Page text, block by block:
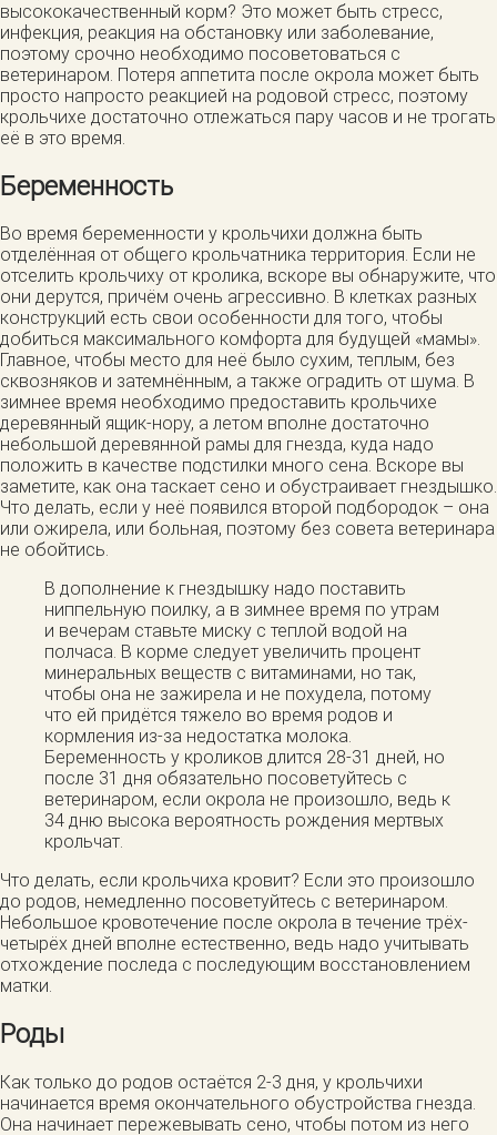
высококачественный корм? Это может быть стресс,
инфекция, реакция на обстановку или заболевание,
поэтому срочно необходимо посоветоваться с
ветеринаром. Потеря аппетита после окрола может быть
просто напросто реакцией на родовой стресс, поэтому
крольчихе достаточно отлежаться пару часов и не трогать
её в это время.
Беременность
Во время беременности у крольчихи должна быть
отделённая от общего крольчатника территория. Если не
отселить крольчиху от кролика, вскоре вы обнаружите, что
они дерутся, причём очень агрессивно. В клетках разных
конструкций есть свои особенности для того, чтобы
добиться максимального комфорта для будущей «мамы».
Главное, чтобы место для неё было сухим, теплым, без
сквозняков и затемнённым, а также оградить от шума. В
зимнее время необходимо предоставить крольчихе
деревянный ящик-нору, а летом вполне достаточно
небольшой деревянной рамы для гнезда, куда надо
положить в качестве подстилки много сена. Вскоре вы
заметите, как она таскает сено и обустраивает гнездышко.
Что делать, если у неё появился второй подбородок – она
или ожирела, или больная, поэтому без совета ветеринара
не обойтись.
В дополнение к гнездышку надо поставить
ниппельную поилку, а в зимнее время по утрам
и вечерам ставьте миску с теплой водой на
полчаса. В корме следует увеличить процент
минеральных веществ с витаминами, но так,
чтобы она не зажирела и не похудела, потому
что ей придётся тяжело во время родов и
кормления из-за недостатка молока.
Беременность у кроликов длится 28-31 дней, но
после 31 дня обязательно посоветуйтесь с
ветеринаром, если окрола не произошло, ведь к
34 дню высока вероятность рождения мертвых
крольчат.
Что делать, если крольчиха кровит? Если это произошло
до родов, немедленно посоветуйтесь с ветеринаром.
Небольшое кровотечение после окрола в течение трёх-
четырёх дней вполне естественно, ведь надо учитывать
отхождение последа с последующим восстановлением
матки.
Роды
Как только до родов остаётся 2-3 дня, у крольчихи
начинается время окончательного обустройства гнезда.
Она начинает пережевывать сено, чтобы потом из него